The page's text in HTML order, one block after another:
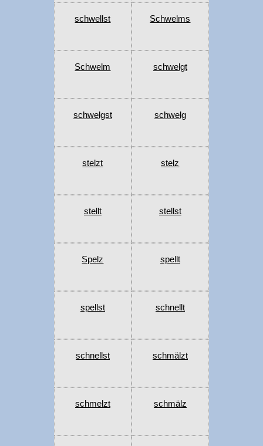
schwellst Schwelms
Schwelm schwelgt
schwelgst schwelg
stelzt stelz
stellt stellst
Spelz spellt
spellst schnellt
schnellst schmälzt
schmelzt schmälz